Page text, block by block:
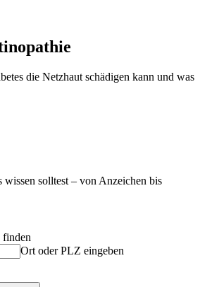
die Netzhaut schädigen kann und was
wissen solltest – von Anzeichen bis
finden
Ort oder PLZ eingeben